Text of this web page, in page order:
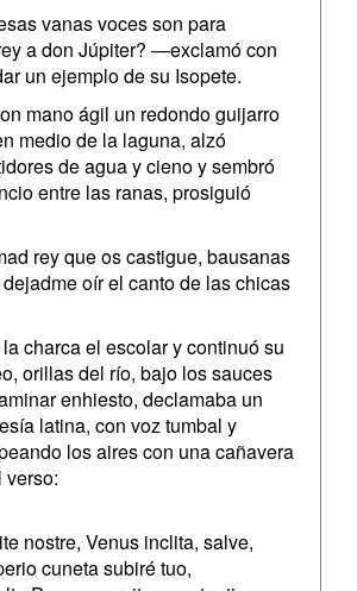
vanas voces son para
a don Júpiter? —exclamó con
un ejemplo de su Isopete.
mano ágil un redondo guijarro
medio de la laguna, alzó
de agua y cieno y sembró
entre las ranas, prosiguió
rey que os castigue, bausanas
oír el canto de las chicas
charca el escolar y continuó su
orillas del río, bajo los sauces
enhiesto, declamaba un
latina, con voz tumbal y
los aires con una cañavera
verso:
nostre, Venus inclita, salve,
cuneta subiré tuo,